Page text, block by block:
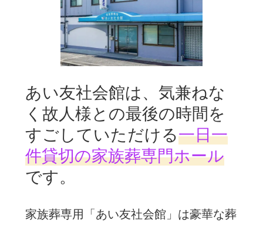
あい友社会館は、気兼ねな
く故人様との最後の時間を
すごしていただける一日一
件貸切の家族葬専門ホール
です。
家族葬専用「あい友社会館」は豪華な葬